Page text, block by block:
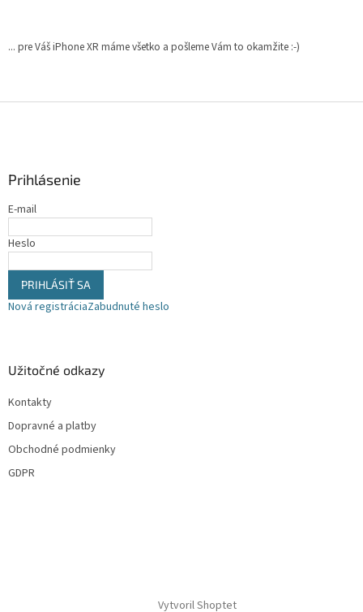
... pre Váš iPhone XR máme všetko a pošleme Vám to okamžite :-)
Prihlásenie
E-mail
Heslo
PRIHLÁSIŤ SA
Nová registráciaZabudnuté heslo
Užitočné odkazy
Kontakty
Dopravné a platby
Obchodné podmienky
GDPR
Vytvoril Shoptet